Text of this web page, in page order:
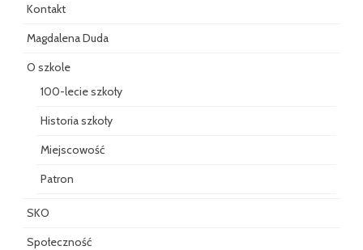
Kontakt
Magdalena Duda
O szkole
100-lecie szkoły
Historia szkoły
Miejscowość
Patron
SKO
Społeczność